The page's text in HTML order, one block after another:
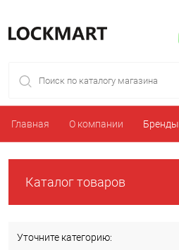
Главная О компании Бренды
Каталог товаров
Уточните категорию: